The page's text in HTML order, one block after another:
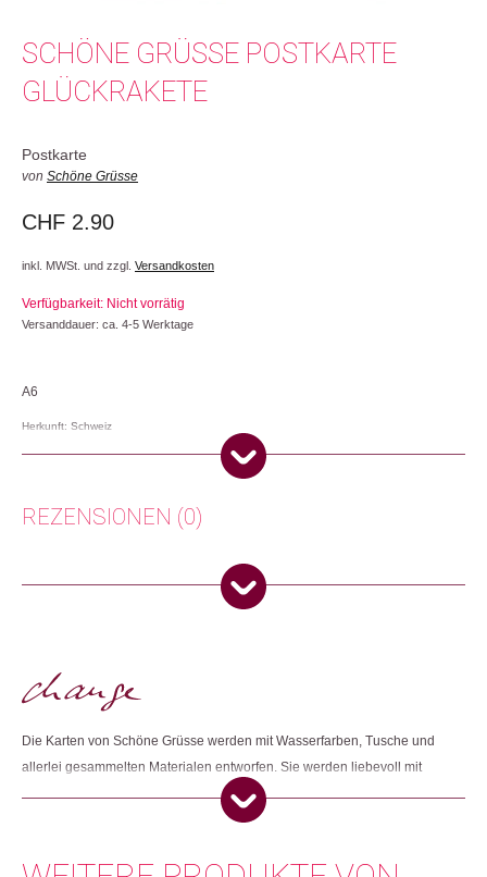
SCHÖNE GRÜSSE POSTKARTE
GLÜCKRAKETE
Postkarte
von Schöne Grüsse
CHF 2.90
inkl. MWSt. und zzgl. Versandkosten
Verfügbarkeit: Nicht vorrätig
Versanddauer: ca. 4-5 Werktage
A6
Herkunft: Schweiz
Artikelnummer: 106517.80
REZENSIONEN (0)
Es gibt noch keine Rezensionen.
Die Karten von Schöne Grüsse werden mit Wasserfarben, Tusche und
allerlei gesammelten Materialen entworfen. Sie werden liebevoll mit
auserwählten Farbkombinationen und aus hochwertigem Material